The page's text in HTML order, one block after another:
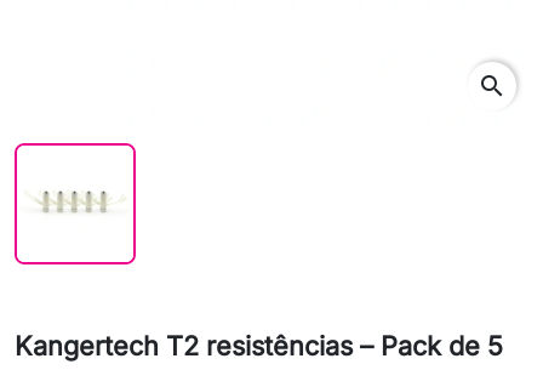
search
Kangertech T2 resistências – Pack de 5